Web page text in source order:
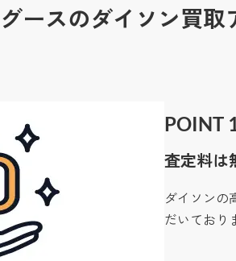
ースのダイソン買取
POINT
査定料は
ダイソンの
だいており